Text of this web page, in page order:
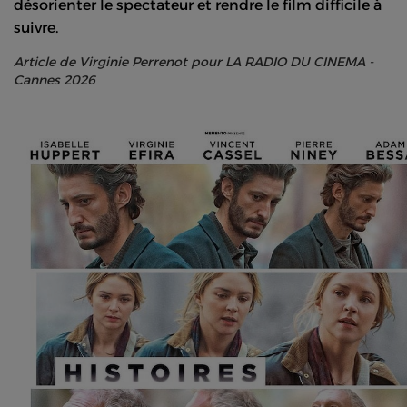
désorienter le spectateur et rendre le film difficile à
suivre.
Article de Virginie Perrenot pour LA RADIO DU CINEMA -
Cannes 2026